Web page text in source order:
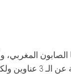
المغربي،
مغربي، لهذا في تلك المقالة